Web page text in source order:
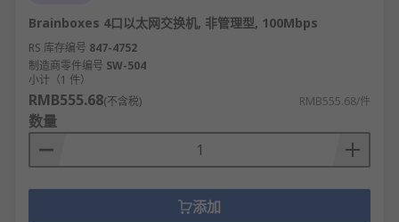
Brainboxes 4口以太网交换机, 非管理型, 100Mbps
RS 库存编号 847-4752
制造商零件编号 SW-504
小计（1 件）
RMB555.68(不含税) RMB555.68/件
数量
添加